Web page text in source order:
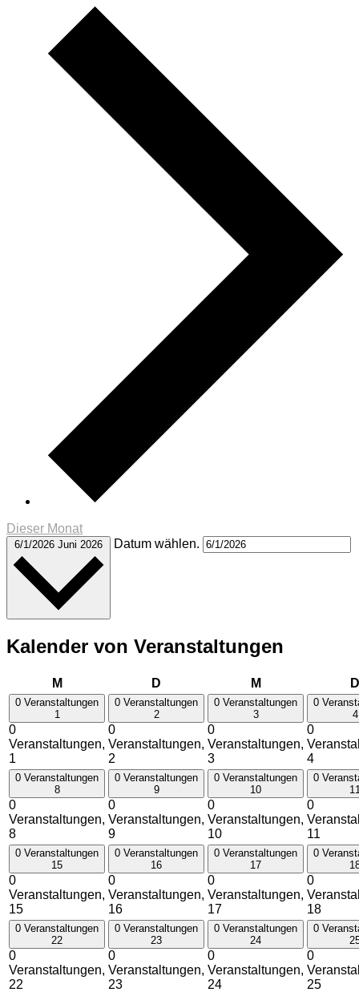
Dieser Monat
6/1/2026 Juni 2026 Datum wählen.
Kalender von Veranstaltungen
MMontag D MMittwoch D
0 Veranstaltungen
1
0
Veranstaltungen,
1
0 Veranstaltungen
2
0
Veranstaltungen,
2
0 Veranstaltungen
3
0
Veranstaltungen,
3
0
4
0
4
0 Veranstaltungen
8
0
Veranstaltungen,
8
0 Veranstaltungen
9
0
Veranstaltungen,
9
0 Veranstaltungen
10
0
Veranstaltungen,
10
0
0
11
0 Veranstaltungen
15
0
Veranstaltungen,
15
0 Veranstaltungen
16
0
Veranstaltungen,
16
0 Veranstaltungen
17
0
Veranstaltungen,
17
0
0
18
0 Veranstaltungen
22
0
Veranstaltungen,
22
0 Veranstaltungen
23
0
Veranstaltungen,
23
0 Veranstaltungen
24
0
Veranstaltungen,
24
0
0
25